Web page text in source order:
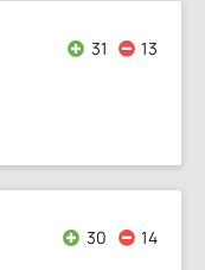
31 13
30 14